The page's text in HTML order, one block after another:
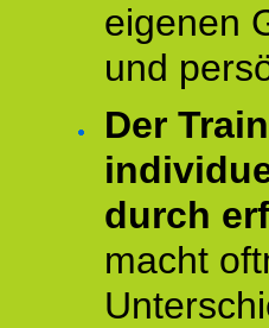
eigenen
und
Der
durch
macht